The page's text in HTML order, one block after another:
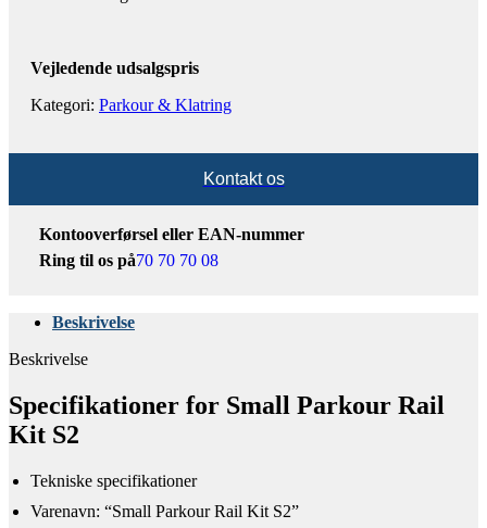
Vejledende udsalgspris
Kategori: Parkour & Klatring
Kontakt os
Kontooverførsel eller EAN-nummer
Ring til os på70 70 70 08
Beskrivelse
Beskrivelse
Specifikationer for Small Parkour Rail
Kit S2
Tekniske specifikationer​
​Varenavn: “Small Parkour Rail Kit S2”